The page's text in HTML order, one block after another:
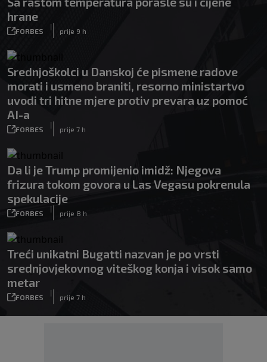
hrane
FORBES
|
prije 9 h
Srednjoškolci u Danskoj će pismene radove
morati i usmeno braniti, resorno ministartvo
uvodi tri hitne mjere protiv prevara uz pomoć
AI-a
FORBES
|
prije 7 h
Da li je Trump promijenio imidž: Njegova
frizura tokom govora u Las Vegasu pokrenula
spekulacije
FORBES
|
prije 8 h
Treći unikatni Bugatti nazvan je po vrsti
srednjovjekovnog viteškog konja i visok samo
metar
FORBES
|
prije 7 h